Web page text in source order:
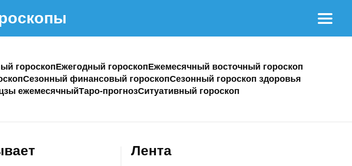
гороскопЕжегодный гороскопЕжемесячный восточный гороскоп
Сезонный финансовый гороскопСезонный гороскоп здоровья
ежемесячныйТаро-прогнозСитуативный гороскоп
Лента